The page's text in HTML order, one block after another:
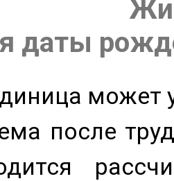
даты
может
после